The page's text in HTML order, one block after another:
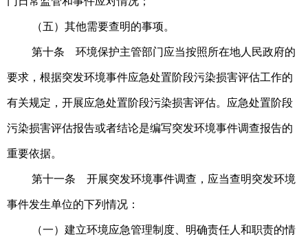
（五）其他需要查明的事项。
第十条 环境保护主管部门应当按照所在地人民政府的
要求，根据突发环境事件应急处置阶段污染损害评估工作的
有关规定，开展应急处置阶段污染损害评估。 应急处置阶段
污染损害评估报告或者结论是编写突发环境事件调查报告的
重要依据。
第十一条 开展突发环境事件调查，应当查明突发环境
事件发生单位的下列情况：
（一）建立环境应急管理制度、明确责任人和职责的情